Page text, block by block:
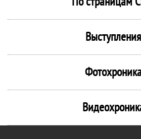
Выступления